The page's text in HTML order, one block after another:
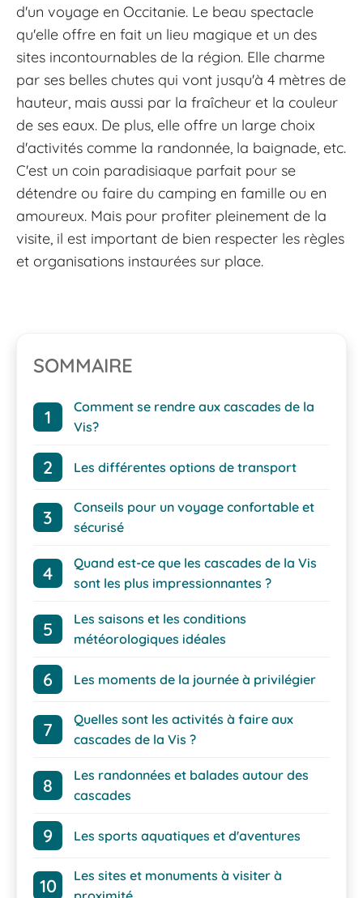
d'un voyage en Occitanie. Le beau spectacle
qu'elle offre en fait un lieu magique et un des
sites incontournables de la région. Elle charme
par ses belles chutes qui vont jusqu'à 4 mètres de
hauteur, mais aussi par la fraîcheur et la couleur
de ses eaux. De plus, elle offre un large choix
d'activités comme la randonnée, la baignade, etc.
C'est un coin paradisiaque parfait pour se
détendre ou faire du camping en famille ou en
amoureux. Mais pour profiter pleinement de la
visite, il est important de bien respecter les règles
et organisations instaurées sur place.
SOMMAIRE
Comment se rendre aux cascades de la
Vis?
Les différentes options de transport
Conseils pour un voyage confortable et
sécurisé
Quand est-ce que les cascades de la Vis
sont les plus impressionnantes ?
Les saisons et les conditions
météorologiques idéales
Les moments de la journée à privilégier
Quelles sont les activités à faire aux
cascades de la Vis ?
Les randonnées et balades autour des
cascades
Les sports aquatiques et d'aventures
Les sites et monuments à visiter à